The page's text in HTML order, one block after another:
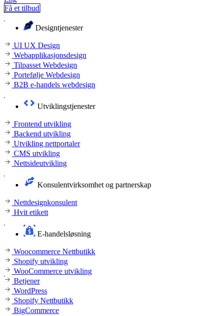
Få et tilbud
Designtjenester
UI UX Design
Webapplikasjonsdesign
Tilpasset Webdesign
Portefølje Webdesign
B2B e-handels webdesign
Utviklingstjenester
Frontend utvikling
Backend utvikling
Utvikling nettportaler
CMS utvikling
Nettsideutvikling
Konsulentvirksomhet og partnerskap
Nettdesignkonsulent
Hvit etikett
E-handelsløsning
Woocommerce Nettbutikk
Shopify utvikling
WooCommerce utvikling
Betjener
WordPress
Shopify Nettbutikk
BigCommerce